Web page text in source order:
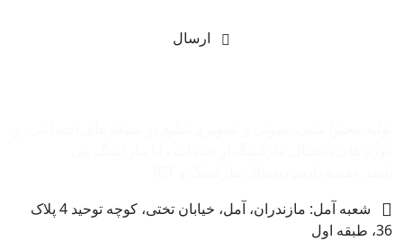
شعبه آمل: مازندران، آمل، خیابان تختی، کوچه توحید 4 پلاک
36، طبقه اول